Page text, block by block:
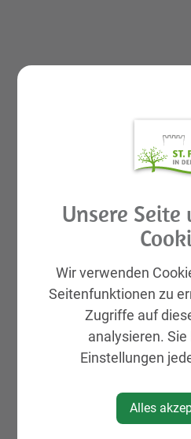
GEMEINDELEBEN
Rund ums Kind Basar
Galerien
Leben & Wohnen
Kinderbetreuung
Eltern-Kind-Zentrum
Grundstücke &
Unsere
Wir verwenden
Seitenfunktionen zu
Zugriffe auf
analysieren.
Einstellungen
Alles